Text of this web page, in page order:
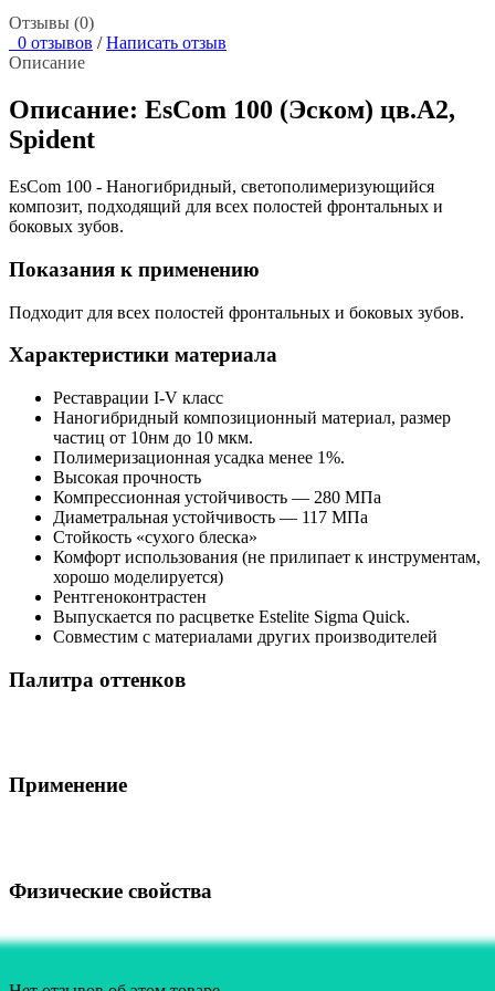
Отзывы (0)
0 отзывов / Написать отзыв
Описание
Описание: EsCom 100 (Эском) цв.А2,
Spident
EsCom 100 - Наногибридный, светополимеризующийся
композит, подходящий для всех полостей фронтальных и
боковых зубов.
Показания к применению
Подходит для всех полостей фронтальных и боковых зубов.
Характеристики материала
Реставрации I-V класс
Наногибридный композиционный материал, размер
частиц от 10нм до 10 мкм.
Полимеризационная усадка менее 1%.
Высокая прочность
Компрессионная устойчивость — 280 МПа
Диаметральная устойчивость — 117 МПа
Стойкость «сухого блеска»
Комфорт использования (не прилипает к инструментам,
хорошо моделируется)
Рентгеноконтрастен
Выпускается по расцветке Estelite Sigma Quick.
Совместим с материалами других производителей
Палитра оттенков
Применение
Физические свойства